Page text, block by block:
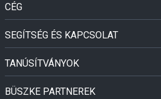
CÉG
SEGÍTSÉG ÉS KAPCSOLAT
TANÚSÍTVÁNYOK
BÜSZKE PARTNEREK